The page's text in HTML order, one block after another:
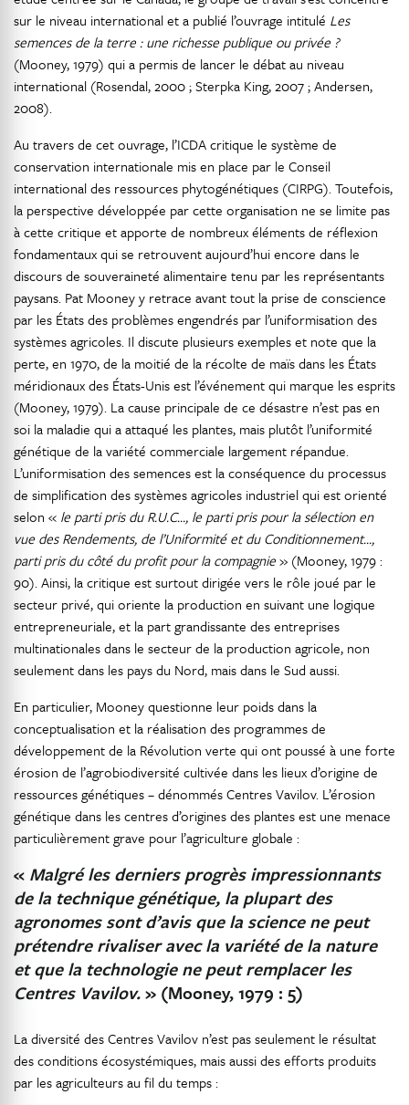
sur le niveau international et a publié l’ouvrage intitulé Les
semences de la terre : une richesse publique ou privée ?
(Mooney, 1979) qui a permis de lancer le débat au niveau
international (Rosendal, 2000 ; Sterpka King, 2007 ; Andersen,
2008).
Au travers de cet ouvrage, l’ICDA critique le système de
conservation internationale mis en place par le Conseil
international des ressources phytogénétiques (CIRPG). Toutefois,
la perspective développée par cette organisation ne se limite pas
à cette critique et apporte de nombreux éléments de réflexion
fondamentaux qui se retrouvent aujourd’hui encore dans le
discours de souveraineté alimentaire tenu par les représentants
paysans. Pat Mooney y retrace avant tout la prise de conscience
par les États des problèmes engendrés par l’uniformisation des
systèmes agricoles. Il discute plusieurs exemples et note que la
perte, en 1970, de la moitié de la récolte de maïs dans les États
méridionaux des États-Unis est l’événement qui marque les esprits
(Mooney, 1979). La cause principale de ce désastre n’est pas en
soi la maladie qui a attaqué les plantes, mais plutôt l’uniformité
génétique de la variété commerciale largement répandue.
L’uniformisation des semences est la conséquence du processus
de simplification des systèmes agricoles industriel qui est orienté
selon « le parti pris du R.U.C…, le parti pris pour la sélection en
vue des Rendements, de l’Uniformité et du Conditionnement…,
parti pris du côté du profit pour la compagnie» (Mooney, 1979 :
90). Ainsi, la critique est surtout dirigée vers le rôle joué par le
secteur privé, qui oriente la production en suivant une logique
entrepreneuriale, et la part grandissante des entreprises
multinationales dans le secteur de la production agricole, non
seulement dans les pays du Nord, mais dans le Sud aussi.
En particulier, Mooney questionne leur poids dans la
conceptualisation et la réalisation des programmes de
développement de la Révolution verte qui ont poussé à une forte
érosion de l’agrobiodiversité cultivée dans les lieux d’origine de
ressources génétiques – dénommés Centres Vavilov. L’érosion
génétique dans les centres d’origines des plantes est une menace
particulièrement grave pour l’agriculture globale :
« Malgré les derniers progrès impressionnants
de la technique génétique, la plupart des
agronomes sont d’avis que la science ne peut
prétendre rivaliser avec la variété de la nature
et que la technologie ne peut remplacer les
Centres Vavilov.» (Mooney, 1979 : 5)
La diversité des Centres Vavilov n’est pas seulement le résultat
des conditions écosystémiques, mais aussi des efforts produits
par les agriculteurs au fil du temps :